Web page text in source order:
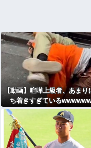
【動画】喧嘩上級者、あまり
ち着きすぎている